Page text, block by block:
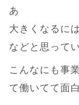
あ
大きくなるに
などと思って
こんなにも事
て働いてて面